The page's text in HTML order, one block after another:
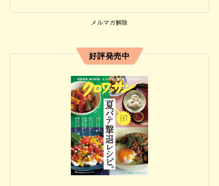
メルマガ解除
好評発売中